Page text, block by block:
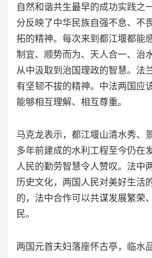
自然和谐共生最早的成功实践之
分反映了中华民族自强不息、不
拓的精神。每次来到都江堰都能
制宜、顺势而为、天人合一、治
从中汲取到治国理政的智慧。法
有坚韧不拔的精神。中法两国应
能够相互理解、相互尊重。
马克龙表示，都江堰山清水秀、
多年前建成的水利工程至今仍在
人民的勤劳智慧令人赞叹。法中
历史文化，两国人民对美好生活
的，法中合作可以共谋发展繁荣
民。
两国元首夫妇落座怀古亭，临水